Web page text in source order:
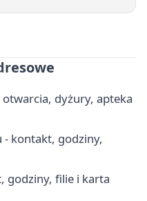
dyżury, apteka
- kontakt, godziny,
godziny, filie i karta